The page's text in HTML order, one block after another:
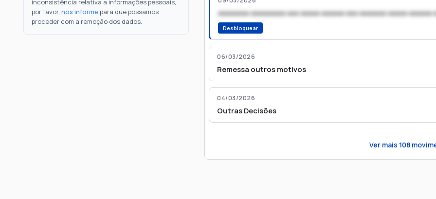
inconsistência relativa a informações pessoais,
por favor, nos informe para que possamos
proceder com a remoção dos dados.
xxxxxxxx xxxxxxxxx xxx xxxxx xxxxxx xxx xxxxxxx xxxxx xxxxxx
Desbloquear
06/03/2026
Remessa outros motivos
04/03/2026
Outras Decisões
Ver mais 108